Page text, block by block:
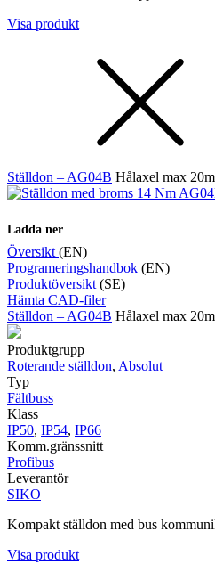
Visa produkt
Ställdon – AG04B Hålaxel max
Ladda ner
Översikt (EN)
Programeringshandbok (EN)
Produktöversikt (SE)
Hämta CAD-filer
Ställdon – AG04B Hålaxel max
Produktgrupp
Roterande ställdon, Absolut
Typ
Fältbuss
Klass
IP50, IP54, IP66
Komm.gränssnitt
Profibus
Leverantör
SIKO
Kompakt ställdon med bus
Visa produkt